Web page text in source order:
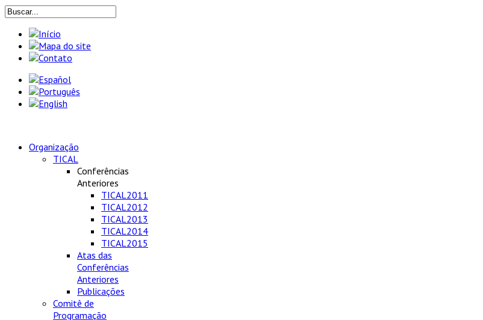
Organização
TICAL
Conferências
Anteriores
TICAL2011
TICAL2012
TICAL2013
TICAL2014
TICAL2015
Atas das
Conferências
Anteriores
Publicações
Comitê de
Programação